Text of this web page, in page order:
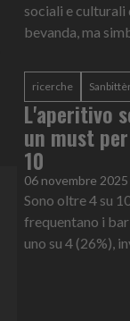
sociali e culturali
bevanda, ma
attenzione
ricerche
L'aperitivo
un must
10
06 novembre 2025
Sono oltre 4 su
frequentano i bar
uno su 4 (26%),